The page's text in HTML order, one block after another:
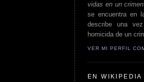
vidas en un
se encuentra en
describe una
homicida de un
VER MI PERFIL
EN WIKIPEDIA